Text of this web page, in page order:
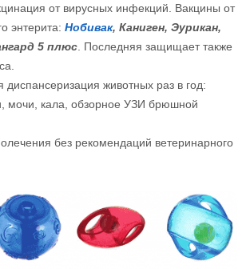
от вирусных инфекций. Вакцины от
энтерита: Нобивак, Каниген, Эурикан,
5 плюс. Последняя защищает также
диспансеризация животных раз в год:
мочи, кала, обзорное УЗИ брюшной
без рекомендаций ветеринарного